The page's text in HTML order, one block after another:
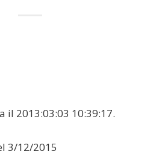
il 2013:03:03 10:39:17.
3/12/2015